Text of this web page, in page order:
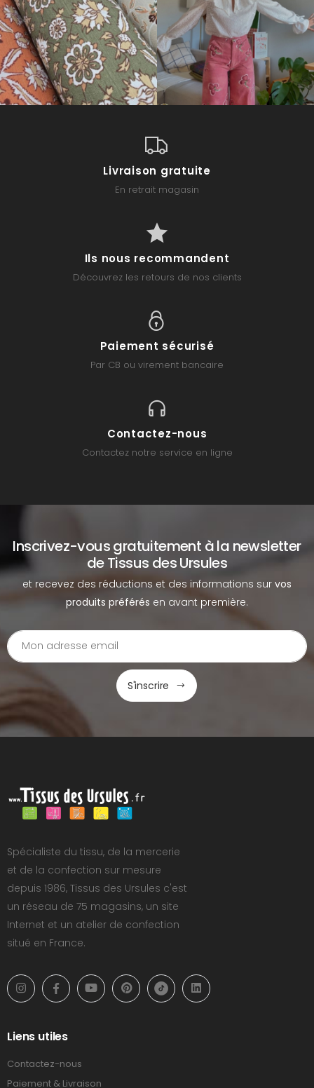
Livraison gratuite
En retrait magasin
Ils nous recommandent
Découvrez les retours de nos clients
Paiement sécurisé
Par CB ou virement bancaire
Contactez-nous
Contactez notre service en ligne
Inscrivez-vous gratuitement à la newsletter
de Tissus des Ursules
et recevez des réductions et des informations sur vos
produits préférés en avant première.
S'inscrire
Spécialiste du tissu, de la mercerie
et de la confection sur mesure
depuis 1986, Tissus des Ursules c'est
un réseau de 75 magasins, un site
Internet et un atelier de confection
situé en France.
Liens utiles
Contactez-nous
Paiement & Livraison